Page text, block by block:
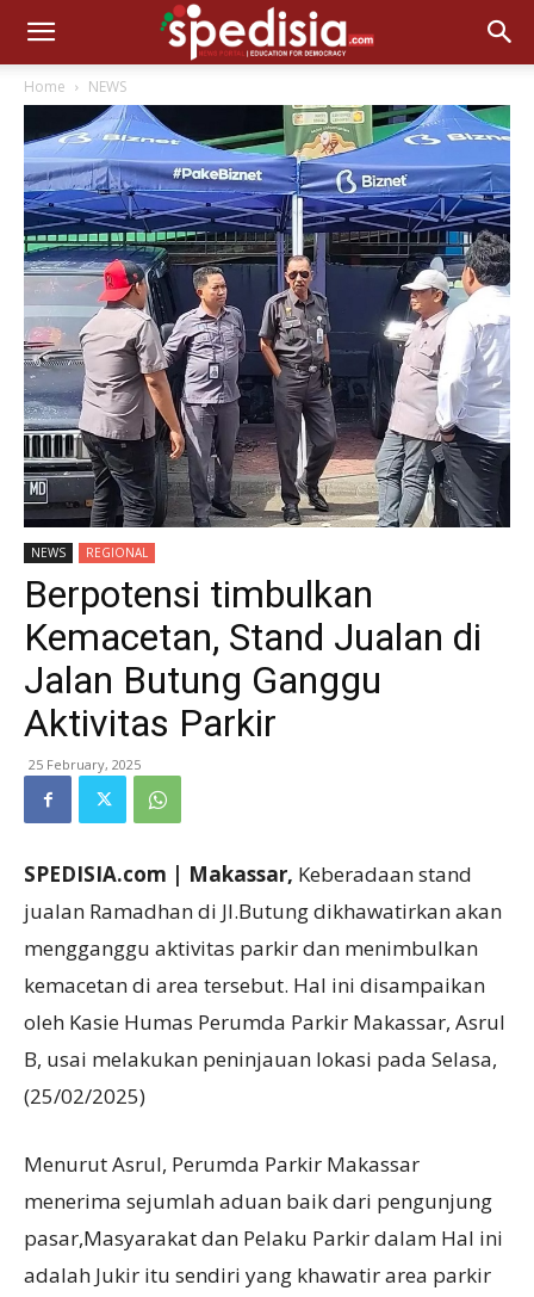
Home NEWS
NEWS REGIONAL
Berpotensi timbulkan
Kemacetan, Stand Jualan di
Jalan Butung Ganggu
Aktivitas Parkir
25 February, 2025
SPEDISIA.com | Makassar, Keberadaan stand
jualan Ramadhan di Jl.Butung dikhawatirkan akan
mengganggu aktivitas parkir dan menimbulkan
kemacetan di area tersebut. Hal ini disampaikan
oleh Kasie Humas Perumda Parkir Makassar, Asrul
B, usai melakukan peninjauan lokasi pada Selasa,
(25/02/2025)
Menurut Asrul, Perumda Parkir Makassar
menerima sejumlah aduan baik dari pengunjung
pasar,Masyarakat dan Pelaku Parkir dalam Hal ini
adalah Jukir itu sendiri yang khawatir area parkir